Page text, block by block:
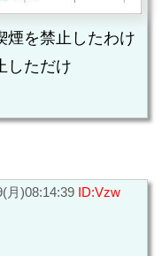
煙を禁止したわけ
しただけ
月)08:14:39 ID:Vzw